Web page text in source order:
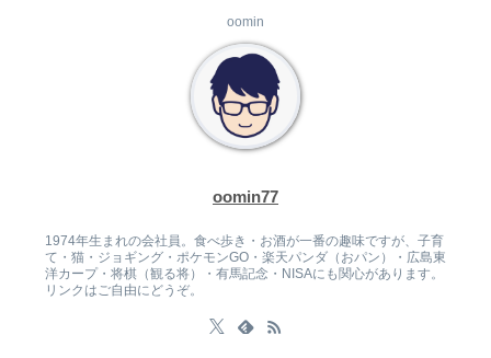
oomin
oomin77
1974年生まれの会社員。食べ歩き・お酒が一番の趣味ですが、子育
て・猫・ジョギング・ポケモンGO・楽天パンダ（おパン）・広島東
洋カープ・将棋（観る将）・有馬記念・NISAにも関心があります。
リンクはご自由にどうぞ。